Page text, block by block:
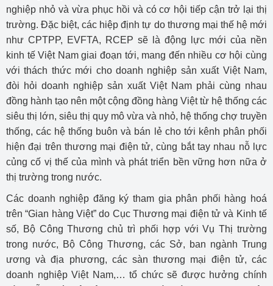
nghiệp nhỏ và vừa phục hồi và có cơ hội tiếp cận trở lại thị
trường. Đặc biệt, các hiệp định tự do thương mại thế hệ mới
như CPTPP, EVFTA, RCEP sẽ là động lực mới của nền
kinh tế Việt Nam giai đoạn tới, mang đến nhiều cơ hội cùng
với thách thức mới cho doanh nghiệp sản xuất Việt Nam,
đòi hỏi doanh nghiệp sản xuất Việt Nam phải cùng nhau
đồng hành tạo nên một cộng đồng hàng Việt từ hệ thống các
siêu thị lớn, siêu thị quy mô vừa và nhỏ, hệ thống chợ truyền
thống, các hệ thống buôn và bán lẻ cho tới kênh phân phối
hiện đại trên thương mại điện tử, cùng bắt tay nhau nỗ lực
củng cố vị thế của mình và phát triển bền vững hơn nữa ở
thị trường trong nước.
Các doanh nghiệp đăng ký tham gia phân phối hàng hoá
trên “Gian hàng Việt” do Cục Thương mại điện tử và Kinh tế
số, Bộ Công Thương chủ trì phối hợp với Vụ Thị trường
trong nước, Bộ Công Thương, các Sở, ban ngành Trung
ương và địa phương, các sàn thương mại điện tử, các
doanh nghiệp Việt Nam,… tổ chức sẽ được hưởng chính